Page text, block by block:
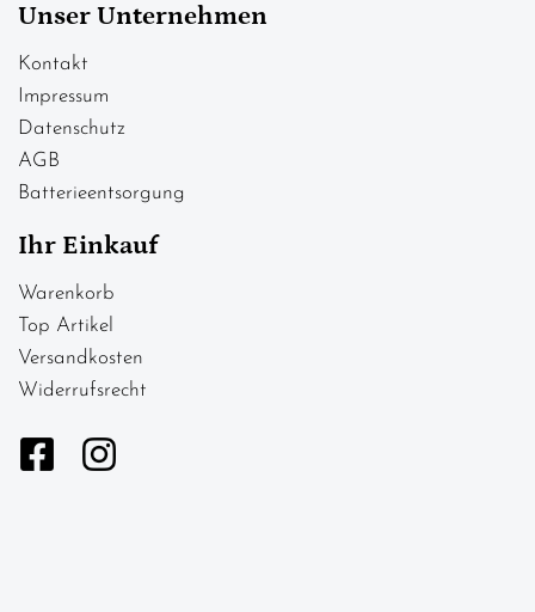
Unser Unternehmen
Kontakt
Impressum
Datenschutz
AGB
Batterieentsorgung
Ihr Einkauf
Warenkorb
Top Artikel
Versandkosten
Widerrufsrecht